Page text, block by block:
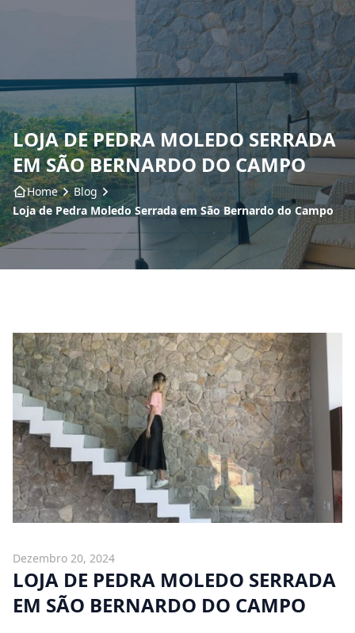
Home
Sobre nós
Produtos
Insumos
Contato
LOJA DE PEDRA MOLEDO SERRADA
EM SÃO BERNARDO DO CAMPO
Home
Blog
Loja de Pedra Moledo Serrada em São Bernardo do Campo
Dezembro 20, 2024
LOJA DE PEDRA MOLEDO SERRADA
EM SÃO BERNARDO DO CAMPO